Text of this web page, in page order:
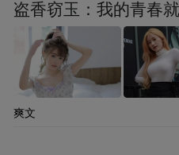
盗香窃玉：我的青春
爽文